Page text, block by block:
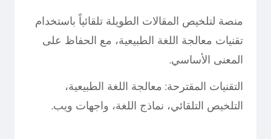
منصة لتلخيص المقالات الطويلة تلقائياً باستخدام
تقنيات معالجة اللغة الطبيعية، مع الحفاظ على
المعنى الأساسي.
التقنيات المقترحة: معالجة اللغة الطبيعية،
التلخيص التلقائي، نماذج اللغة، واجهات ويب.